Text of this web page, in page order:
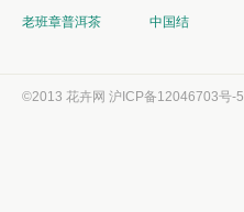
老班章普洱茶
中国结
©2013 花卉网 沪ICP备12046703号-5